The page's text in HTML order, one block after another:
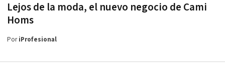
Lejos de la moda, el nuevo negocio de Cami
Homs
PoriProfesional